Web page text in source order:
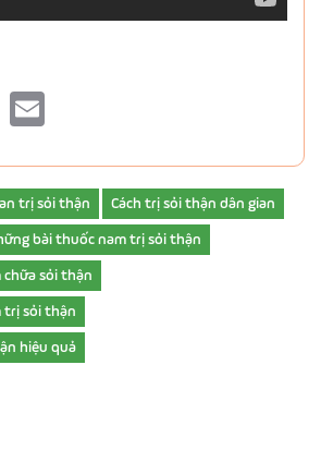
Twitter
trị sỏi thận Cách trị sỏi thận dân gian
bài thuốc nam trị sỏi thận
chữa sỏi thận
trị sỏi thận
hiệu quả